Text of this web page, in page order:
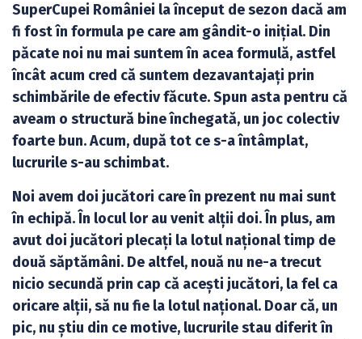
SuperCupei României la început de sezon dacă am
fi fost în formula pe care am gândit-o inițial. Din
păcate noi nu mai suntem în acea formulă, astfel
încât acum cred că suntem dezavantajați prin
schimbările de efectiv făcute. Spun asta pentru că
aveam o structură bine închegată, un joc colectiv
foarte bun. Acum, după tot ce s-a întâmplat,
lucrurile s-au schimbat.
Noi avem doi jucători care în prezent nu mai sunt
în echipă. În locul lor au venit alții doi. În plus, am
avut doi jucători plecați la lotul național timp de
două săptămâni. De altfel, nouă nu ne-a trecut
nicio secundă prin cap că acești jucători, la fel ca
oricare alții, să nu fie la lotul național. Doar că, un
pic, nu știu din ce motive, lucrurile stau diferit în